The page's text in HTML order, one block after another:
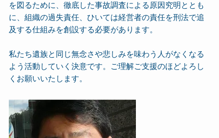
を図るために、徹底した事故調査による原因究明ととも
に、組織の過失責任、ひいては経営者の責任を刑法で追
及する仕組みを創設する必要があります。
私たち遺族と同じ無念さや悲しみを味わう人がなくなる
よう活動していく決意です。ご理解ご支援のほどよろし
くお願いいたします。